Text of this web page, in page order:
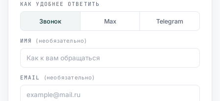
КАК УДОБНЕЕ ОТВЕТИТЬ
Звонок Max Telegram
ИМЯ (необязательно)
EMAIL (необязательно)